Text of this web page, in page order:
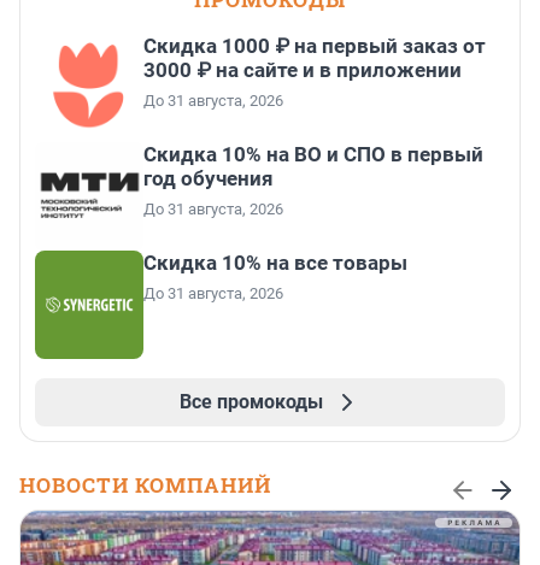
Скидка 1000 ₽ на первый заказ от
3000 ₽ на сайте и в приложении
До 31 августа, 2026
Скидка 10% на ВО и СПО в первый
год обучения
До 31 августа, 2026
Скидка 10% на все товары
До 31 августа, 2026
Все промокоды
НОВОСТИ КОМПАНИЙ